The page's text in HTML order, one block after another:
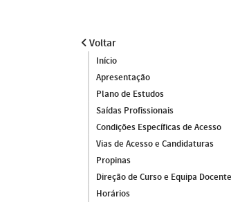
Voltar
Início
Apresentação
Plano de Estudos
Saídas Profissionais
Condições Específicas de Acesso
Vias de Acesso e Candidaturas
Propinas
Direção de Curso e Equipa Docente
Horários